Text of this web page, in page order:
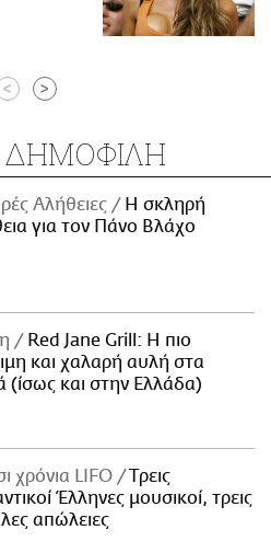
< >
ΔΗΜΟΦΙΛΗ
Αλήθειες
H σκληρή
για τον Πάνο Βλάχο
Red Jane Grill: Η πιο
και χαλαρή αυλή στα
(ίσως και στην Ελλάδα)
χρόνια LIFO
Tρεις
Έλληνες μουσικοί, τρεις
απώλειες